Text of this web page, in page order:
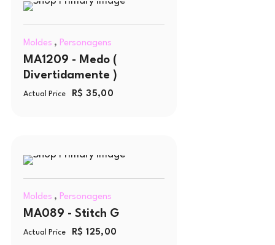
Moldes , Personagens
MA1209 - Medo (
Divertidamente )
Actual Price R$ 35,00
Moldes , Personagens
MA089 - Stitch G
Actual Price R$ 125,00